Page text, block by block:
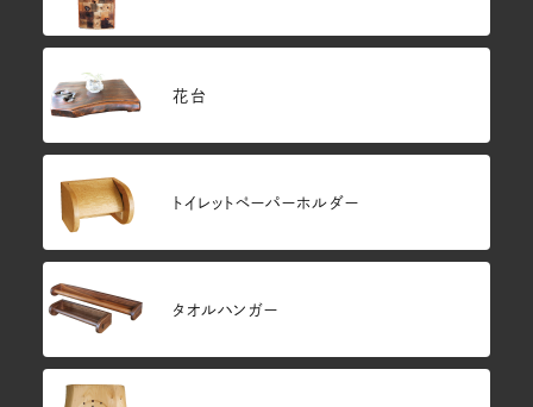
花台
トイレットペーパーホルダー
タオルハンガー